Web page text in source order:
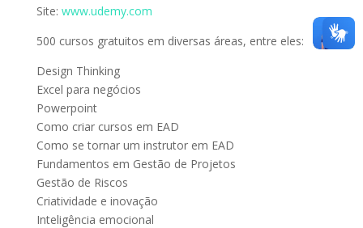
Site: www.udemy.com
500 cursos gratuitos em diversas áreas, entre eles:
Design Thinking
Excel para negócios
Powerpoint
Como criar cursos em EAD
Como se tornar um instrutor em EAD
Fundamentos em Gestão de Projetos
Gestão de Riscos
Criatividade e inovação
Inteligência emocional